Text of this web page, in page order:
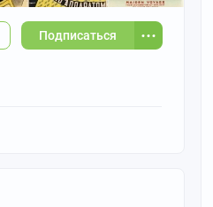
Подписаться